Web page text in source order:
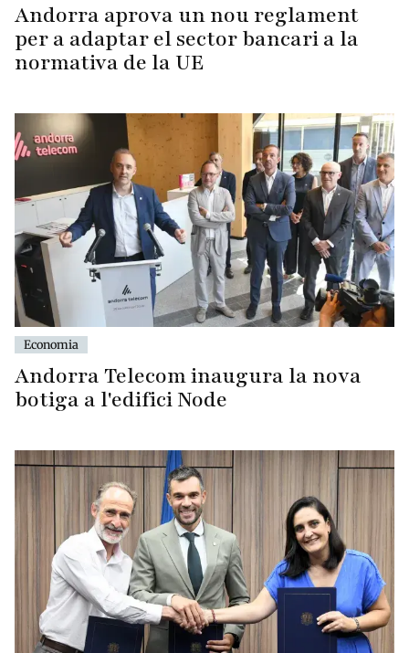
Andorra aprova un nou reglament
per a adaptar el sector bancari a la
normativa de la UE
Economia
Andorra Telecom inaugura la nova
botiga a l'edifici Node